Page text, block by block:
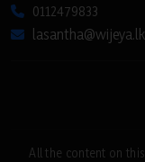
0112479833
lasantha@wijeya.lk
All the content on